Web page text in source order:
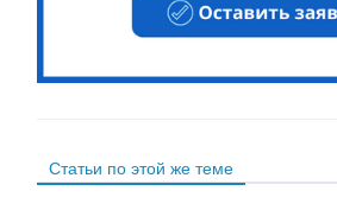
Статьи по этой же теме